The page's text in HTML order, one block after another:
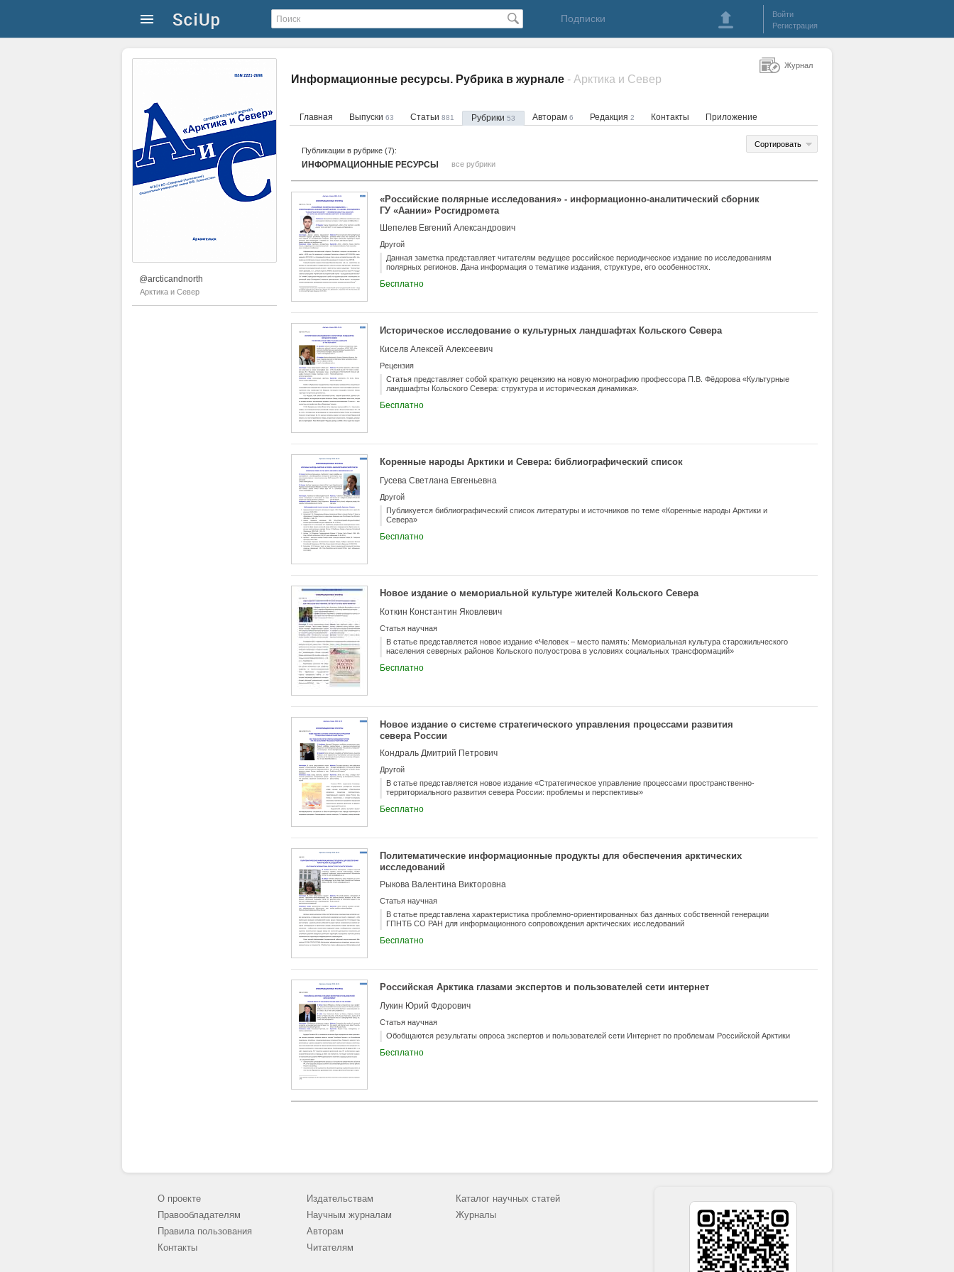
Подписки
Войти
Регистрация
@arcticandnorth
Арктика и Север
Информационные ресурсы. Рубрика в журнале - Арктика и Север
Главная Выпуски 63 Статьи 881 Рубрики 53 Авторам 6 Редакция 2 Контакты Приложение
Сортировать
Публикации в рубрике (7):
ИНФОРМАЦИОННЫЕ РЕСУРСЫ все рубрики
«Российские полярные исследования» - информационно-аналитический сборник
ГУ «Аании» Росгидромета
Шепелев Евгений Александрович
Другой
Данная заметка представляет читателям ведущее российское периодическое издание по исследованиям
полярных регионов. Дана информация о тематике издания, структуре, его особенностях.
Бесплатно
Историческое исследование о культурных ландшафтах Кольского Севера
Киселв Алексей Алексеевич
Рецензия
Статья представляет собой краткую рецензию на новую монографию профессора П.В. Фёдорова «Культурные
ландшафты Кольского Севера: структура и историческая динамика».
Бесплатно
Коренные народы Арктики и Севера: библиографический список
Гусева Светлана Евгеньевна
Другой
Публикуется библиографический список литературы и источников по теме «Коренные народы Арктики и
Севера»
Бесплатно
Новое издание о мемориальной культуре жителей Кольского Севера
Коткин Константин Яковлевич
Статья научная
В статье представляется новое издание «Человек – место память: Мемориальная культура старожильческого
населения северных районов Кольского полуострова в условиях социальных трансформаций»
Бесплатно
Новое издание о системе стратегического управления процессами развития
севера России
Кондраль Дмитрий Петрович
Другой
В статье представляется новое издание «Стратегическое управление процессами пространственно-
территориального развития севера России: проблемы и перспективы»
Бесплатно
Политематические информационные продукты для обеспечения арктических
исследований
Рыкова Валентина Викторовна
Статья научная
В статье представлена характеристика проблемно-ориентированных баз данных собственной генерации
ГПНТБ СО РАН для информационного сопровождения арктических исследований
Бесплатно
Российская Арктика глазами экспертов и пользователей сети интернет
Лукин Юрий Фдорович
Статья научная
Обобщаются результаты опроса экспертов и пользователей сети Интернет по проблемам Российской Арктики
Бесплатно
Журнал
О проекте
Правообладателям
Правила пользования
Контакты
Издательствам
Научным журналам
Авторам
Читателям
Каталог научных статей
Журналы